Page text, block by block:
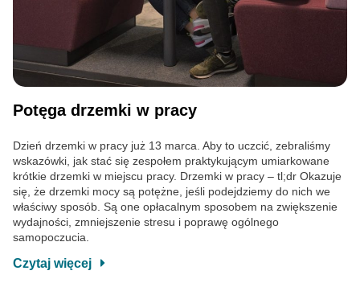
Potęga drzemki w pracy
Dzień drzemki w pracy już 13 marca. Aby to uczcić, zebraliśmy
wskazówki, jak stać się zespołem praktykującym umiarkowane
krótkie drzemki w miejscu pracy. Drzemki w pracy – tl;dr Okazuje
się, że drzemki mocy są potężne, jeśli podejdziemy do nich we
właściwy sposób. Są one opłacalnym sposobem na zwiększenie
wydajności, zmniejszenie stresu i poprawę ogólnego
samopoczucia.
Czytaj więcej